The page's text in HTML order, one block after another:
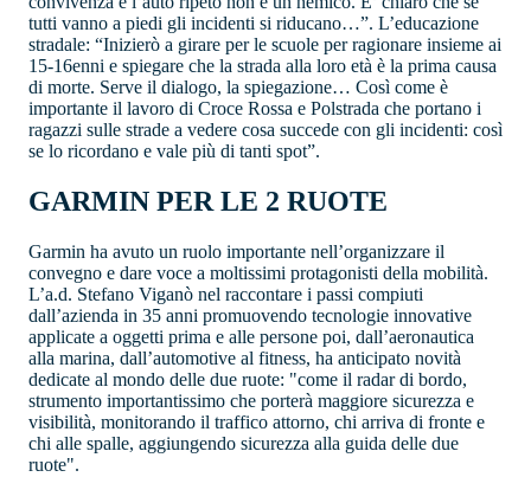
tutti vanno a piedi gli incidenti si riducano…”. L’educazione
stradale: “Inizierò a girare per le scuole per ragionare insieme ai
15-16enni e spiegare che la strada alla loro età è la prima causa
di morte. Serve il dialogo, la spiegazione… Così come è
importante il lavoro di Croce Rossa e Polstrada che portano i
ragazzi sulle strade a vedere cosa succede con gli incidenti: così
se lo ricordano e vale più di tanti spot”.
GARMIN PER LE 2 RUOTE
Garmin ha avuto un ruolo importante nell’organizzare il
convegno e dare voce a moltissimi protagonisti della mobilità.
L’a.d. Stefano Viganò nel raccontare i passi compiuti
dall’azienda in 35 anni promuovendo tecnologie innovative
applicate a oggetti prima e alle persone poi, dall’aeronautica
alla marina, dall’automotive al fitness, ha anticipato novità
dedicate al mondo delle due ruote: "come il radar di bordo,
strumento importantissimo che porterà maggiore sicurezza e
visibilità, monitorando il traffico attorno, chi arriva di fronte e
chi alle spalle, aggiungendo sicurezza alla guida delle due
ruote".